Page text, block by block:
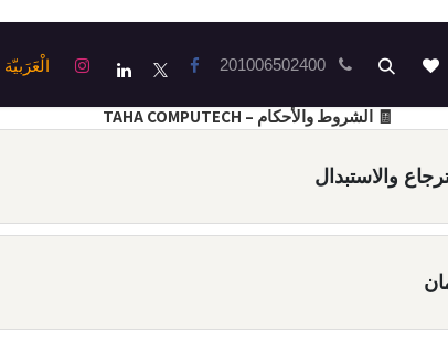
جميع المنتجات الْعَرَبيّة
🧾 الشروط والأحكام – TAHA COMPUTECH